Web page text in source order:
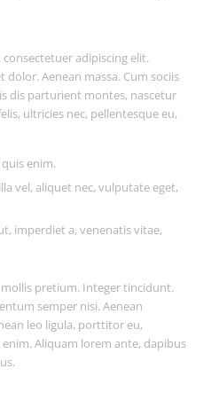
adipiscing elit.
Aenean massa. Cum sociis
dis parturient montes, nascetur
ultricies nec, pellentesque eu,
enim.
vel, aliquet nec, vulputate eget,
imperdiet a, venenatis vitae,
pretium. Integer tincidunt.
semper nisi. Aenean
leo ligula, porttitor eu,
Aliquam lorem ante, dapibus